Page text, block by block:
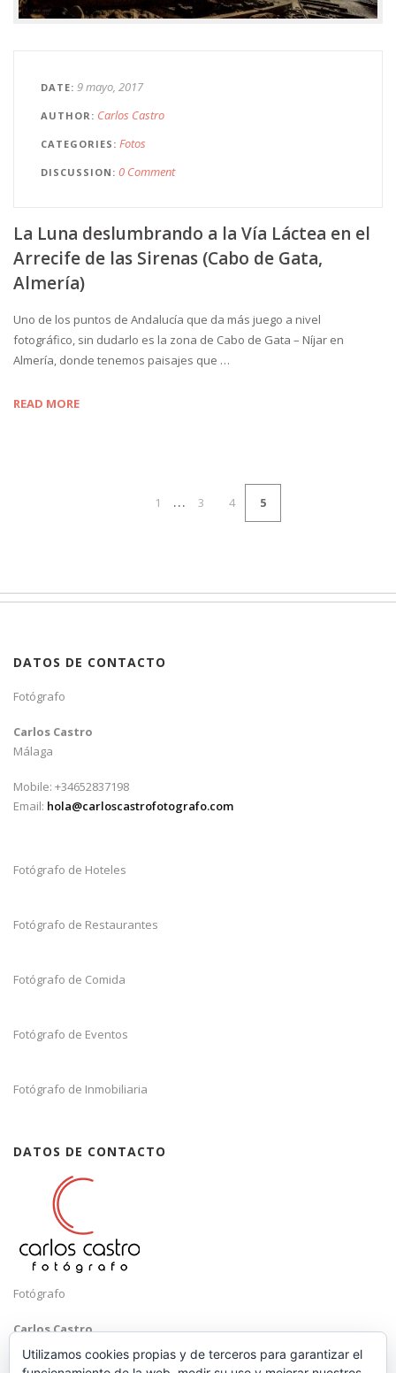
DATE 9 mayo, 2017
AUTHOR Carlos Castro
CATEGORIES Fotos
DISCUSSION 0 Comment
La Luna deslumbrando a la Vía Láctea en el
Arrecife de las Sirenas (Cabo de Gata,
Almería)
Uno de los puntos de Andalucía que da más juego a nivel
fotográfico, sin dudarlo es la zona de Cabo de Gata – Níjar en
Almería, donde tenemos paisajes que …
READ MORE
1 … 3 4 5
DATOS DE CONTACTO
Fotógrafo
Carlos Castro
Málaga
Mobile: +34652837198
Email: hola@carloscastrofotografo.com
Fotógrafo de Hoteles
Fotógrafo de Restaurantes
Fotógrafo de Comida
Fotógrafo de Eventos
Fotógrafo de Inmobiliaria
DATOS DE CONTACTO
Fotógrafo
Carlos Castro
Málaga
Utilizamos cookies propias y de terceros para garantizar el